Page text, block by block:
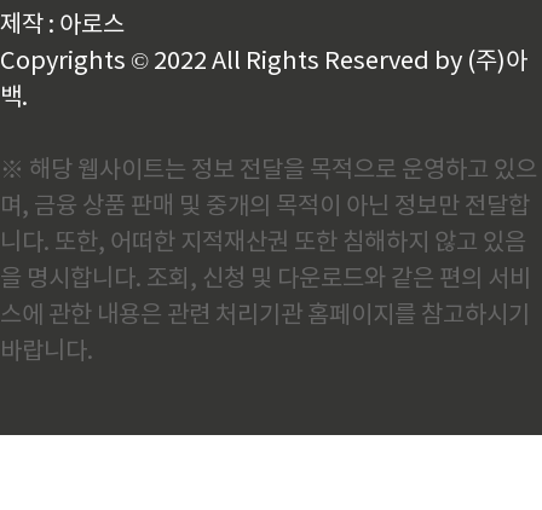
를 위한 힐링인태권도원에서는 1인실부터 4인실까지
다양한 객실을 선택할 수 있으며, 조식이 포함된 합리적
인 가격이 특징..
제작 : 아로스
Copyrights © 2022 All Rights Reserved by (주)아
백.
※ 해당 웹사이트는 정보 전달을 목적으로 운영하고 있으
며, 금융 상품 판매 및 중개의 목적이 아닌 정보만 전달합
니다. 또한, 어떠한 지적재산권 또한 침해하지 않고 있음
을 명시합니다. 조회, 신청 및 다운로드와 같은 편의 서비
스에 관한 내용은 관련 처리기관 홈페이지를 참고하시기
바랍니다.